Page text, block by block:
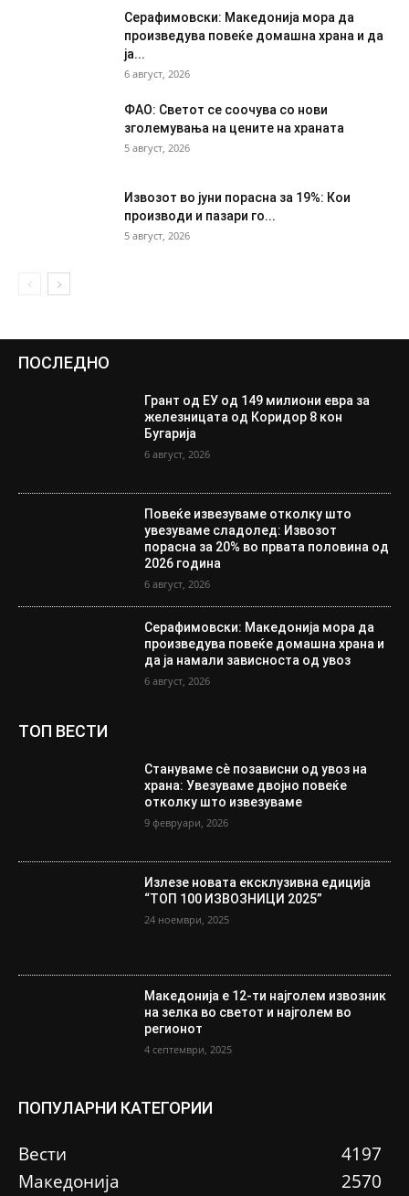
Серафимовски: Македонија мора да
произведува повеќе домашна храна и да
ја...
6 август, 2026
ФАО: Светот се соочува со нови
зголемувања на цените на храната
5 август, 2026
Извозот во јуни порасна за 19%: Кои
производи и пазари го...
5 август, 2026
ПОСЛЕДНО
Грант од ЕУ од 149 милиони евра за
железницата од Коридор 8 кон
Бугарија
6 август, 2026
Повеќе извезуваме отколку што
увезуваме сладолед: Извозот
порасна за 20% во првата половина од
2026 година
6 август, 2026
Серафимовски: Македонија мора да
произведува повеќе домашна храна и
да ја намали зависноста од увоз
6 август, 2026
ТОП ВЕСТИ
Стануваме сè позависни од увоз на
храна: Увезуваме двојно повеќе
отколку што извезуваме
9 февруари, 2026
Излезе новата ексклузивна едиција
“ТОП 100 ИЗВОЗНИЦИ 2025”
24 ноември, 2025
Македонија е 12-ти најголем извозник
на зелка во светот и најголем во
регионот
4 септември, 2025
ПОПУЛАРНИ КАТЕГОРИИ
Вести
4197
Македонија
2570